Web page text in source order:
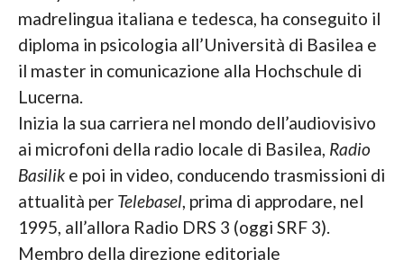
madrelingua italiana e tedesca, ha conseguito il
diploma in psicologia all’Università di Basilea e
il master in comunicazione alla Hochschule di
Lucerna.
Inizia la sua carriera nel mondo dell’audiovisivo
ai microfoni della radio locale di Basilea, Radio
Basilike poi in video, conducendo trasmissioni di
attualità per Telebasel, prima di approdare, nel
1995, all’allora Radio DRS 3 (oggi SRF 3).
Membro della direzione editoriale